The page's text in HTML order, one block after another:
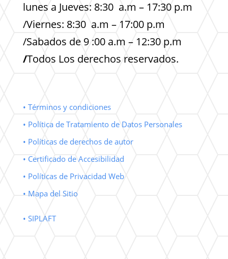
lunes a Jueves: 8:30 a.m – 17:30 p.m
/Viernes: 8:30 a.m – 17:00 p.m
/Sabados de 9 :00 a.m – 12:30 p.m
/Todos Los derechos reservados.
• Términos y condiciones
• Política de Tratamiento de Datos Personales
• Políticas de derechos de autor
• Certificado de Accesibilidad
• Políticas de Privacidad Web
• Mapa del Sitio
• SIPLAFT